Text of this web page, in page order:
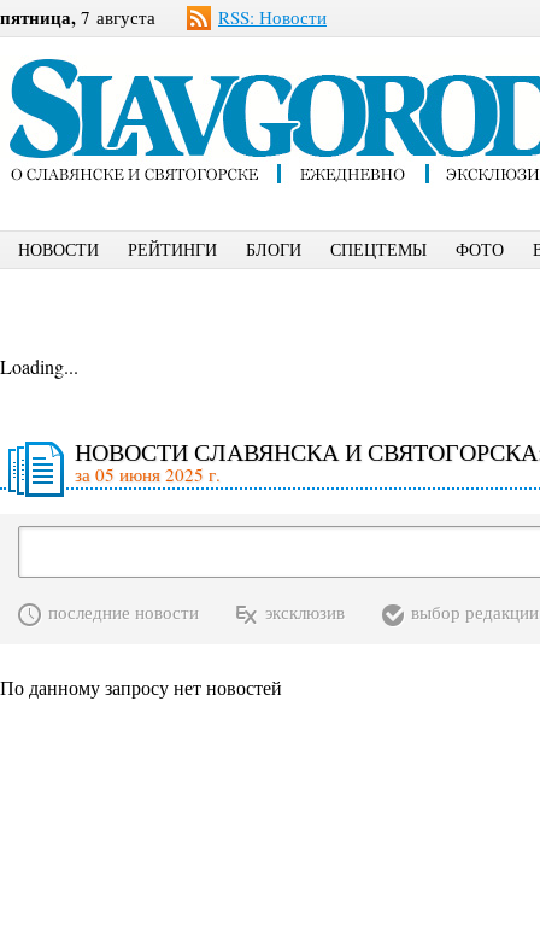
пятница, 7 августа RSS: Новости
НОВОСТИ РЕЙТИНГИ БЛОГИ СПЕЦТЕМЫ ФОТО
Loading...
НОВОСТИ СЛАВЯНСКА И
за 05 июня 2025 г.
последние новости эксклюзив выбор редакции
По данному запросу нет новостей